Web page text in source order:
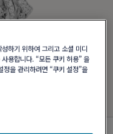
하기 위하여 그리고 소셜 미디
용합니다. “모든 쿠키 허용” 을
을 관리하려면 “쿠키 설정”을